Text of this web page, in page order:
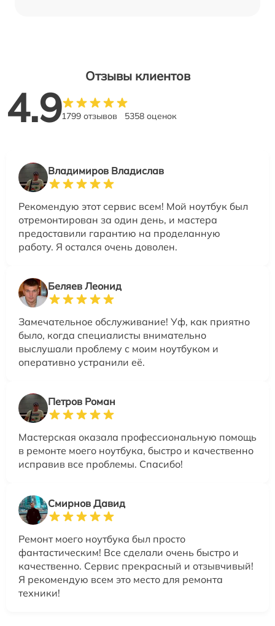
Отзывы клиентов
4.91799 отзывов 5358 оценок
Владимиров Владислав
Рекомендую этот сервис всем! Мой ноутбук был
отремонтирован за один день, и мастера
предоставили гарантию на проделанную
работу. Я остался очень доволен.
Беляев Леонид
Замечательное обслуживание! Уф, как приятно
было, когда специалисты внимательно
выслушали проблему с моим ноутбуком и
оперативно устранили её.
Петров Роман
Мастерская оказала профессиональную помощь
в ремонте моего ноутбука, быстро и качественно
исправив все проблемы. Спасибо!
Смирнов Давид
Ремонт моего ноутбука был просто
фантастическим! Все сделали очень быстро и
качественно. Сервис прекрасный и отзывчивый!
Я рекомендую всем это место для ремонта
техники!